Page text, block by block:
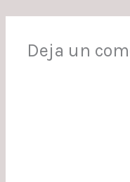
PLASTECIDO, LIJADO Y 2
Deja un